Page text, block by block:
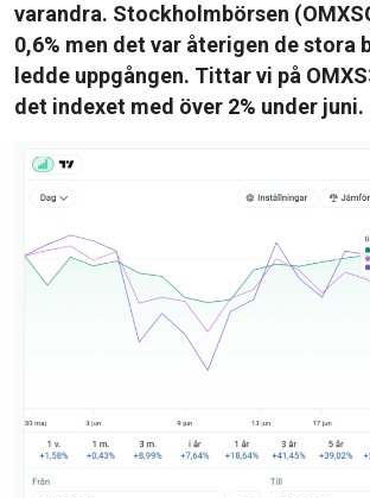
varandra. Stockholmbörsen
0,6% men det var återigen de stora
ledde uppgången. Tittar vi på
det indexet med över 2% under juni.